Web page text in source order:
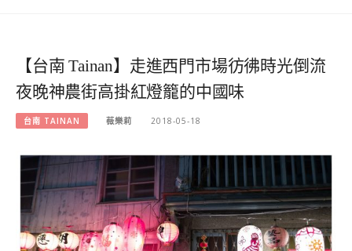
【台南 Tainan】走進西門市場彷彿時光倒流
夜晚神農街高掛紅燈籠的中國味
台南 TAINAN 薇樂莉 2018-05-18